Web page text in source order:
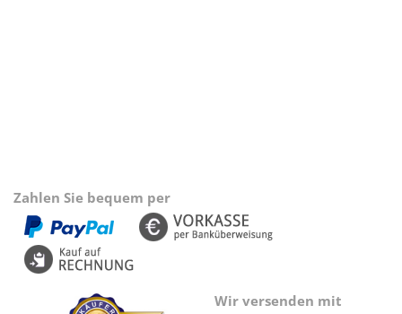
Zahlen Sie bequem per
Wir versenden mit